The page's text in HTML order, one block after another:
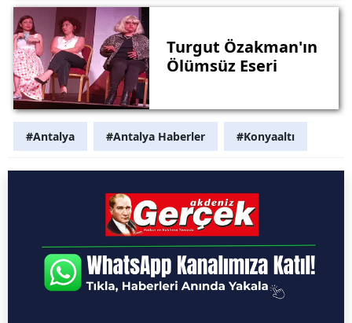
Turgut Özakman'ın
Ölümsüz Eseri
#Antalya #Antalya Haberler #Konyaaltı